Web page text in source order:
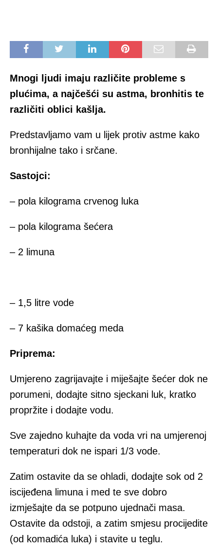
Mnogi ljudi imaju različite probleme s
plućima, a najčešći su astma, bronhitis te
različiti oblici kašlja.
Predstavljamo vam u lijek protiv astme kako
bronhijalne tako i srčane.
Sastojci:
– pola kilograma crvenog luka
– pola kilograma šećera
– 2 limuna
– 1,5 litre vode
– 7 kašika domaćeg meda
Priprema:
Umjereno zagrijavajte i miješajte šećer dok ne
porumeni, dodajte sitno sjeckani luk, kratko
propržite i dodajte vodu.
Sve zajedno kuhajte da voda vri na umjerenoj
temperaturi dok ne ispari 1/3 vode.
Zatim ostavite da se ohladi, dodajte sok od 2
iscijeđena limuna i med te sve dobro
izmješajte da se potpuno ujednači masa.
Ostavite da odstoji, a zatim smjesu procijedite
(od komadića luka) i stavite u teglu.